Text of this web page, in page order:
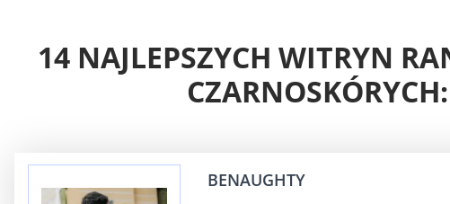
14 NAJLEPSZYCH WITRYN
BENAUGHTY